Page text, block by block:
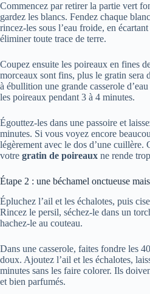
Commencez par retirer la partie vert
gardez les blancs. Fendez chaque
rincez-les sous l’eau froide, en
éliminer toute trace de terre.
Coupez ensuite les poireaux en fines
morceaux sont fins, plus le gratin sera
à ébullition une grande casserole
les poireaux pendant 3 à 4 minutes.
Égouttez-les dans une passoire et
minutes. Si vous voyez encore
légèrement avec le dos d’une cuillère.
votre gratin de poireaux ne rende
Étape 2 : une béchamel onctueuse
Épluchez l’ail et les échalotes, puis
Rincez le persil, séchez-le dans un
hachez-le au couteau.
Dans une casserole, faites fondre les
doux. Ajoutez l’ail et les échalotes,
minutes sans les faire colorer. Ils
et bien parfumés.